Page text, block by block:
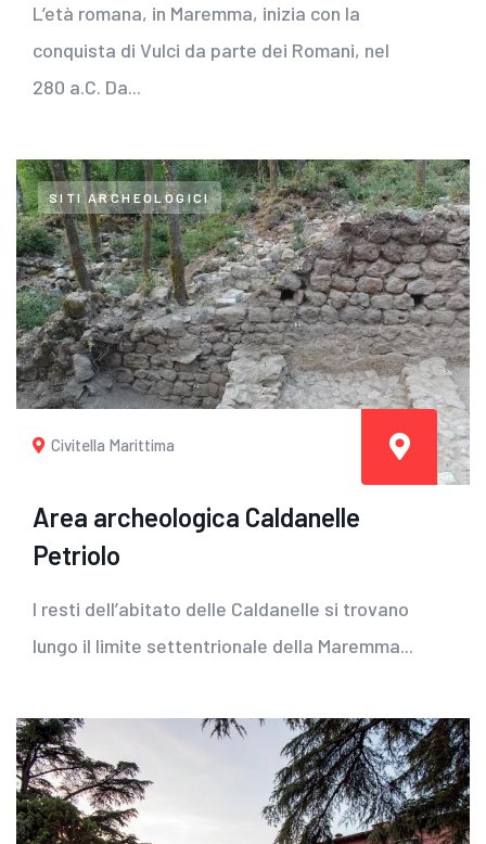
L’età romana, in Maremma, inizia con la
conquista di Vulci da parte dei Romani, nel
280 a.C. Da...
SITI ARCHEOLOGICI
Civitella Marittima
Area archeologica Caldanelle
Petriolo
I resti dell’abitato delle Caldanelle si trovano
lungo il limite settentrionale della Maremma...